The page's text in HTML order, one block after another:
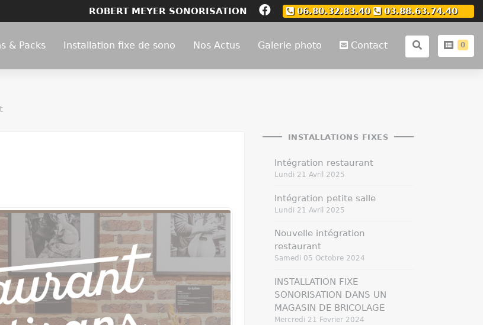
ROBERT MEYER SONORISATION 06.80.32.83.40 03.88.63.74.40
& Packs Installation fixe de sono Nos Actus Galerie photo Contact 0
INSTALLATIONS FIXES
Intégration restaurant
Lundi 21 Avril 2025
Intégration petite salle
Lundi 21 Avril 2025
Nouvelle intégration
restaurant
Samedi 05 Octobre 2024
INSTALLATION FIXE
SONORISATION DANS UN
MAGASIN DE BRICOLAGE
Mercredi 21 Fevrier 2024